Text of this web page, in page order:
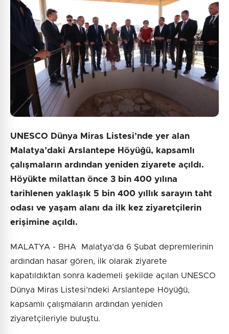
UNESCO Dünya Miras Listesi’nde yer alan
Malatya’daki Arslantepe Höyüğü, kapsamlı
çalışmaların ardından yeniden ziyarete açıldı.
Höyükte milattan önce 3 bin 400 yılına
tarihlenen yaklaşık 5 bin 400 yıllık sarayın taht
odası ve yaşam alanı da ilk kez ziyaretçilerin
erişimine açıldı.
MALATYA - BHA Malatya’da 6 Şubat depremlerinin
ardından hasar gören, ilk olarak ziyarete
kapatıldıktan sonra kademeli şekilde açılan UNESCO
Dünya Miras Listesi’ndeki Arslantepe Höyüğü,
kapsamlı çalışmaların ardından yeniden
ziyaretçileriyle buluştu.